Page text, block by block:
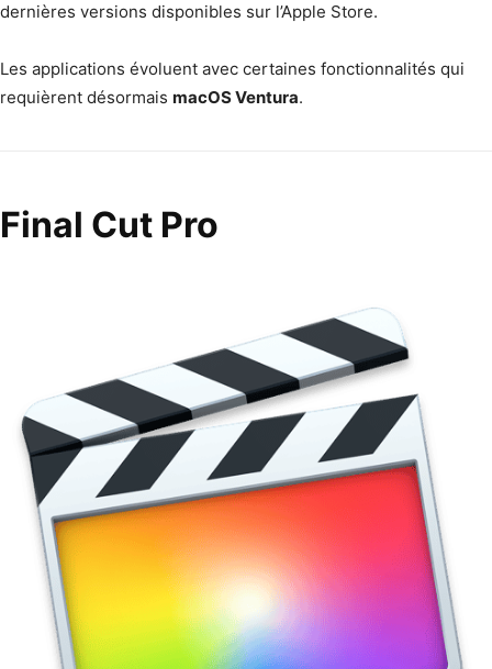
dernières ver­sions disponibles sur l’Ap­ple Store.
Les appli­ca­tions évolu­ent avec cer­taines fonc­tion­nal­ités qui
requièrent désor­mais macOS Ven­tu­ra.
Final Cut Pro